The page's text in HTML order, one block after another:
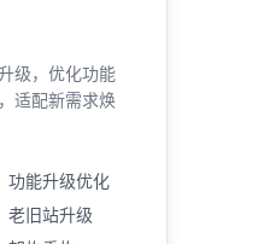
级，优化功能
适配新需求焕
功能升级优化
老旧站升级